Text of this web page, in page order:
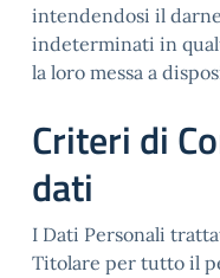
intendendosi il
indeterminati in
la loro messa a
Criteri di
dati
I Dati Personali
Titolare per tutto il